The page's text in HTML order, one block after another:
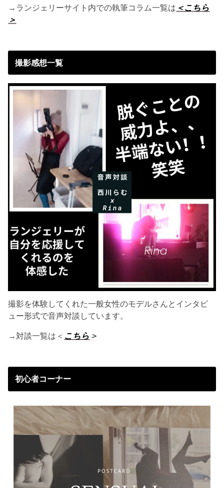
→ランジェリーサイト内での執筆コラム一覧は ＜こちら
＞
撮影感想一覧
撮影を体験してくれた一般女性のモデルさんとインタビ
ュー形式で音声対談しています。
→対談一覧は＜ こちら ＞
初心者コーナー